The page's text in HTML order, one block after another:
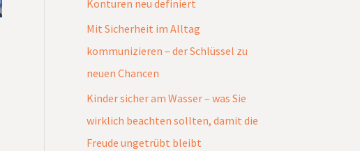
Konturen neu definiert
Mit Sicherheit im Alltag
kommunizieren – der Schlüssel zu
neuen Chancen
Kinder sicher am Wasser – was Sie
wirklich beachten sollten, damit die
Freude ungetrübt bleibt